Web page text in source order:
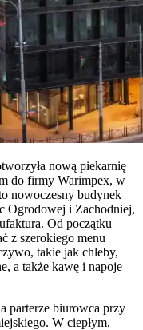
nową piekarnię
do firmy Warimpex, w
nowoczesny budynek
Ogrodowej i Zachodniej,
Od początku
z szerokiego menu
takie jak chleby,
a także kawę i napoje
parterze biurowca przy
W ciepłym,